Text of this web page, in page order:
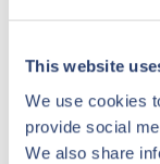
This website
We use cookies
provide social
We also share
PLUS